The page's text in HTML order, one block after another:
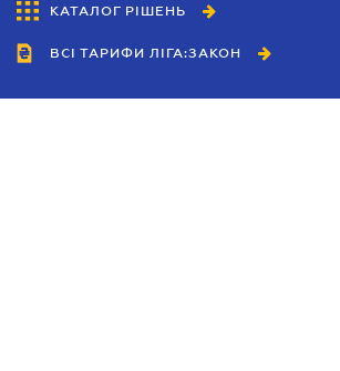
КАТАЛОГ РІШЕНЬ
ВСІ ТАРИФИ ЛІГА:ЗАКОН